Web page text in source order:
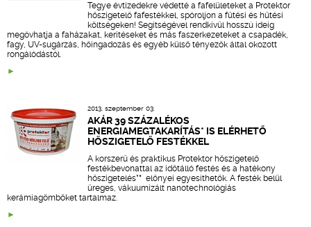
Tegye évtizedekre védetté a fafelületeket a Protektor
hőszigetelő fafestékkel, spóroljon a fűtési és hűtési
költségeken! Segítségével rendkívül hosszú ideig
megóvhatja a faházakat, kerítéseket és más faszerkezeteket a csapadék,
fagy, UV-sugárzás, hőingadozás és egyéb külső tényezők által okozott
rongálódástól.
2013. szeptember 03.
AKÁR 39 SZÁZALÉKOS
ENERGIAMEGTAKARÍTÁS* IS ELÉRHETŐ
HŐSZIGETELŐ FESTÉKKEL
A korszerű és praktikus Protektor hőszigetelő
festékbevonattal az időtálló festés és a hatékony
hőszigetelés** előnyei egyesíthetők. A festék belül
üreges, vákuumizált nanotechnológiás
kerámiagömböket tartalmaz.